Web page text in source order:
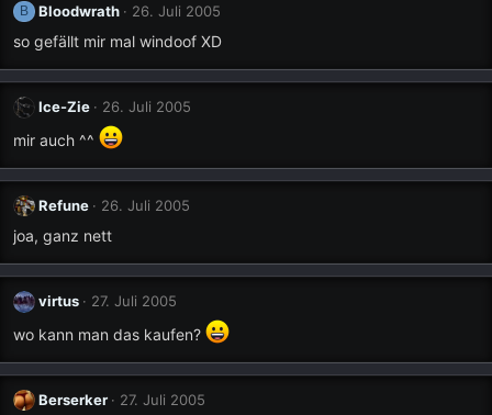
B Bloodwrath 26. Juli 2005
so gefällt mir mal windoof XD
Ice-Zie 26. Juli 2005
mir auch ^^
Refune 26. Juli 2005
joa, ganz nett
virtus 27. Juli 2005
wo kann man das kaufen?
Berserker 27. Juli 2005